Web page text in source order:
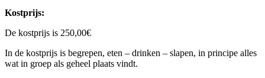
Kostprijs:
De kostprijs is 250,00€
In de kostprijs is begrepen, eten – drinken – slapen, in principe alles
wat in groep als geheel plaats vindt.